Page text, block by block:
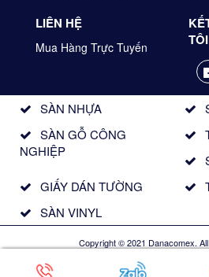
LIÊN HỆ
Mua Hàng Trực Tuyến
TÔI
SÀN NHỰA
SÀN GỖ CÔNG
NGHIỆP
GIẤY DÁN TƯỜNG
SÀN VINYL
Copyright © 2021 Danacomex.